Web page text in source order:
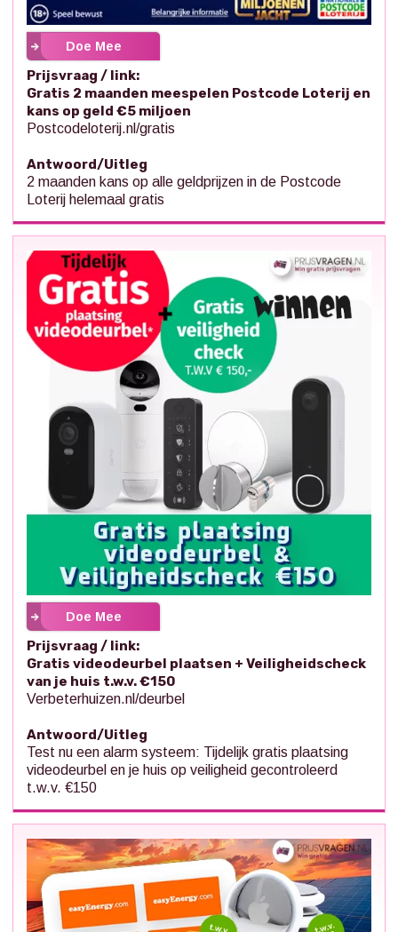
Doe Mee
Prijsvraag / link:
Gratis 2 maanden meespelen Postcode Loterij en
kans op geld €5 miljoen
Postcodeloterij.nl/gratis
Antwoord/Uitleg
2 maanden kans op alle geldprijzen in de Postcode
Loterij helemaal gratis
Doe Mee
Prijsvraag / link:
Gratis videodeurbel plaatsen + Veiligheidscheck
van je huis t.w.v. €150
Verbeterhuizen.nl/deurbel
Antwoord/Uitleg
Test nu een alarm systeem: Tijdelijk gratis plaatsing
videodeurbel en je huis op veiligheid gecontroleerd
t.w.v. €150